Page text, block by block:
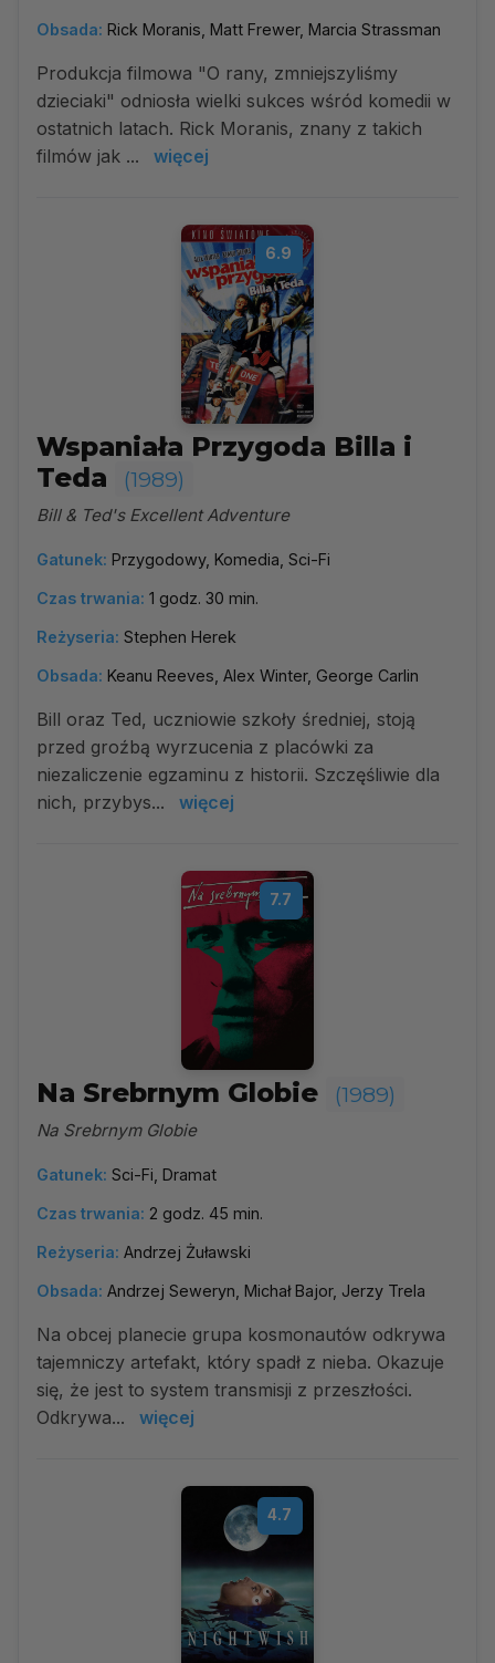
Obsada: Rick Moranis, Matt Frewer, Marcia Strassman
Produkcja filmowa "O rany, zmniejszyliśmy
dzieciaki" odniosła wielki sukces wśród komedii w
ostatnich latach. Rick Moranis, znany z takich
filmów jak ...
więcej
6.9
Wspaniała Przygoda Billa i
Teda
(1989)
Bill & Ted's Excellent Adventure
Gatunek: Przygodowy, Komedia, Sci-Fi
Czas trwania: 1 godz. 30 min.
Reżyseria: Stephen Herek
Obsada: Keanu Reeves, Alex Winter, George Carlin
Bill oraz Ted, uczniowie szkoły średniej, stoją
przed groźbą wyrzucenia z placówki za
niezaliczenie egzaminu z historii. Szczęśliwie dla
nich, przybys...
więcej
7.7
Na Srebrnym Globie (1989)
Na Srebrnym Globie
Gatunek: Sci-Fi, Dramat
Czas trwania: 2 godz. 45 min.
Reżyseria: Andrzej Żuławski
Obsada: Andrzej Seweryn, Michał Bajor, Jerzy Trela
Na obcej planecie grupa kosmonautów odkrywa
tajemniczy artefakt, który spadł z nieba. Okazuje
się, że jest to system transmisji z przeszłości.
Odkrywa...
więcej
4.7